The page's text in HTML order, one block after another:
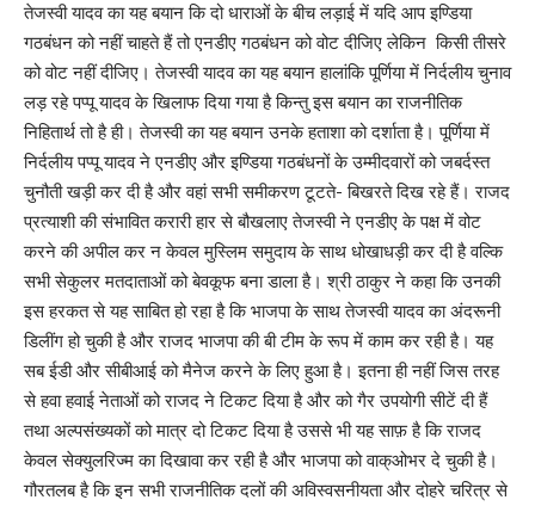
तेजस्वी यादव का यह बयान कि दो धाराओं के बीच लड़ाई में यदि आप इण्डिया
गठबंधन को नहीं चाहते हैं तो एनडीए गठबंधन को वोट दीजिए लेकिन किसी तीसरे
को वोट नहीं दीजिए। तेजस्वी यादव का यह बयान हालांकि पूर्णिया में निर्दलीय चुनाव
लड़ रहे पप्पू यादव के खिलाफ दिया गया है किन्तु इस बयान का राजनीतिक
निहितार्थ तो है ही। तेजस्वी का यह बयान उनके हताशा को दर्शाता है। पूर्णिया में
निर्दलीय पप्पू यादव ने एनडीए और इण्डिया गठबंधनों के उम्मीदवारों को जबर्दस्त
चुनौती खड़ी कर दी है और वहां सभी समीकरण टूटते- बिखरते दिख रहे हैं। राजद
प्रत्याशी की संभावित करारी हार से बौखलाए तेजस्वी ने एनडीए के पक्ष में वोट
करने की अपील कर न केवल मुस्लिम समुदाय के साथ धोखाधड़ी कर दी है वल्कि
सभी सेकुलर मतदाताओं को बेवकूफ बना डाला है। श्री ठाकुर ने कहा कि उनकी
इस हरकत से यह साबित हो रहा है कि भाजपा के साथ तेजस्वी यादव का अंदरूनी
डिलींग हो चुकी है और राजद भाजपा की बी टीम के रूप में काम कर रही है। यह
सब ईडी और सीबीआई को मैनेज करने के लिए हुआ है। इतना ही नहीं जिस तरह
से हवा हवाई नेताओं को राजद ने टिकट दिया है और को गैर उपयोगी सीटें दी हैं
तथा ‌अल्पसंख्यकों को मात्र दो टिकट दिया है उससे भी यह साफ़ है कि राजद
केवल सेक्युलरिज्म का दिखावा कर रही है और भाजपा को वाक्ओभर दे चुकी है।
गौरतलब है कि इन सभी राजनीतिक दलों की अविस्वसनीयता और दोहरे चरित्र से